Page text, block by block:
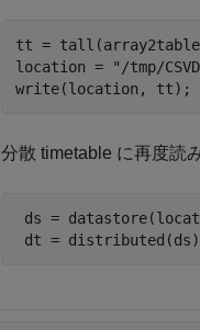
tt =
location =
"/tmp/
write(location, tt);
分散 timetable に再度読
ds =
dt =